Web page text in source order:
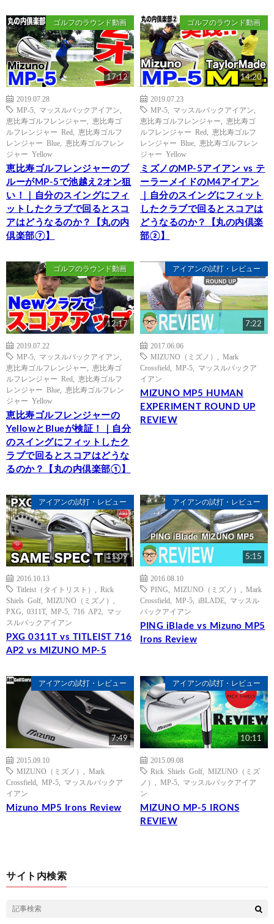
ゴルフのラウンド動画
17:12
2019.07.28
MP-5
マッスルバックアイアン
恵比寿ゴルフレンジャー
恵比寿ゴ
ルフレンジャー Red
恵比寿ゴルフ
レンジャー Blue
恵比寿ゴルフレン
ジャー Yellow
恵比寿ゴルフレンジャーのブ
ルーがMP-5で池越え2オン狙
い！｜自分のスイングにフィ
ットしたクラブで回るとスコ
アはどうなるのか？【丸の内
倶楽部⑦】
ゴルフのラウンド動画
14:20
2019.07.23
MP-5
マッスルバックアイアン
恵比寿ゴルフレンジャー
恵比寿ゴ
ルフレンジャー Red
恵比寿ゴルフ
レンジャー Blue
恵比寿ゴルフレン
ジャー Yellow
ミズノのMP-5アイアン vs テ
ーラーメイドのM4アイアン
｜自分のスイングにフィット
したクラブで回るとスコアは
どうなるのか？【丸の内倶楽
部②】
ゴルフのラウンド動画
12:17
2019.07.22
MP-5
マッスルバックアイアン
恵比寿ゴルフレンジャー
恵比寿ゴ
ルフレンジャー Red
恵比寿ゴルフ
レンジャー Blue
恵比寿ゴルフレン
ジャー Yellow
恵比寿ゴルフレンジャーの
YellowとBlueが検証！｜自分
のスイングにフィットしたク
ラブで回るとスコアはどうな
るのか？【丸の内倶楽部①】
アイアンの試打・レビュー
7:22
2017.06.06
MIZUNO（ミズノ）
Mark
Crossfield
MP-5
マッスルバックア
イアン
MIZUNO MP5 HUMAN
EXPERIMENT ROUND UP
REVIEW
アイアンの試打・レビュー
11:09
2016.10.13
Titleist（タイトリスト）
Rick
Shiels Golf
MIZUNO（ミズノ）
PXG
0311T, MP-5 716 AP2
マッ
スルバックアイアン
PXG 0311T vs TITLEIST 716
AP2 vs MIZUNO MP-5
アイアンの試打・レビュー
5:15
2016.08.10
PING
MIZUNO（ミズノ）
Mark
Crossfield
MP-5 iBLADE
マッスル
バックアイアン
PING iBlade vs Mizuno MP5
Irons Review
アイアンの試打・レビュー
7:49
2015.09.10
MIZUNO（ミズノ）
Mark
Crossfield
MP-5
マッスルバックア
イアン
Mizuno MP5 Irons Review
アイアンの試打・レビュー
10:11
2015.09.08
Rick Shiels Golf
MIZUNO（ミズ
ノ）
MP-5
マッスルバックアイア
ン
MIZUNO MP-5 IRONS
REVIEW
サイト内検索